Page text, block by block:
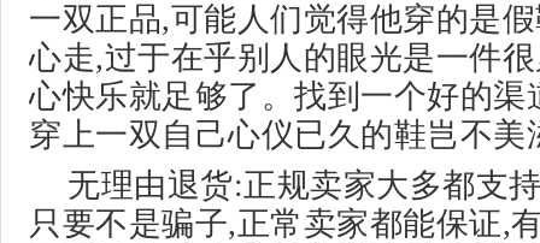
一双正品,可能人们觉得他穿的是
心走,过于在乎别人的眼光是一件
心快乐就足够了。找到一个好的渠
穿上一双自己心仪已久的鞋岂不美
无理由退货:正规卖家大多都支
只要不是骗子,正常卖家都能保证,